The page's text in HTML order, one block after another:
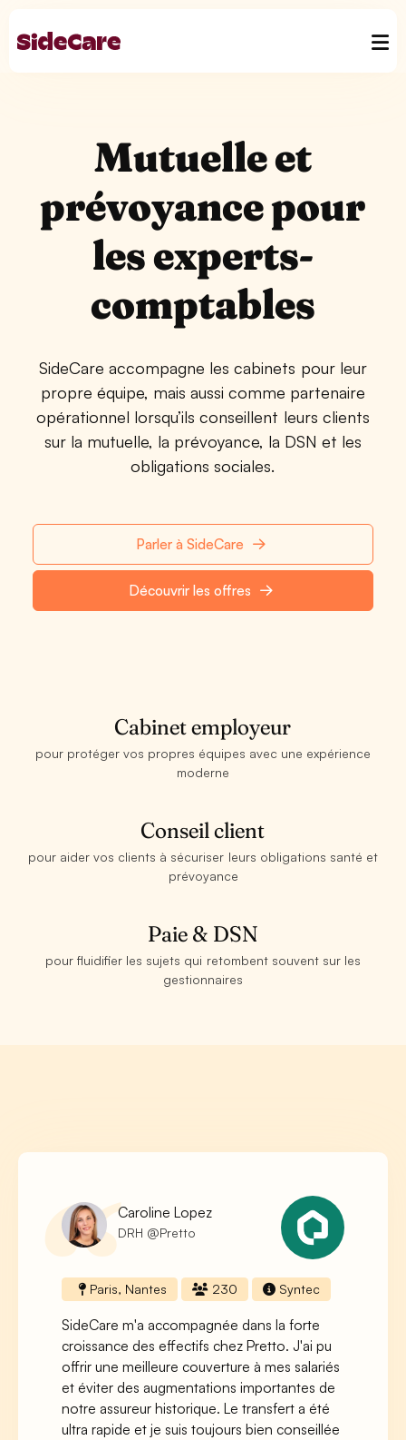
Mutuelle et
prévoyance pour
les experts-
comptables
SideCare accompagne les cabinets pour leur
propre équipe, mais aussi comme partenaire
opérationnel lorsqu’ils conseillent leurs clients
sur la mutuelle, la prévoyance, la DSN et les
obligations sociales.
Parler à SideCare
Découvrir les offres
Cabinet employeur
pour protéger vos propres équipes avec une expérience
moderne
Conseil client
pour aider vos clients à sécuriser leurs obligations santé et
prévoyance
Paie & DSN
pour fluidifier les sujets qui retombent souvent sur les
gestionnaires
Caroline Lopez
DRH @Pretto
Paris, Nantes 230 Syntec
SideCare m'a accompagnée dans la forte
croissance des effectifs chez Pretto. J'ai pu
offrir une meilleure couverture à mes salariés
et éviter des augmentations importantes de
notre assureur historique. Le transfert a été
ultra rapide et je suis toujours bien conseillée